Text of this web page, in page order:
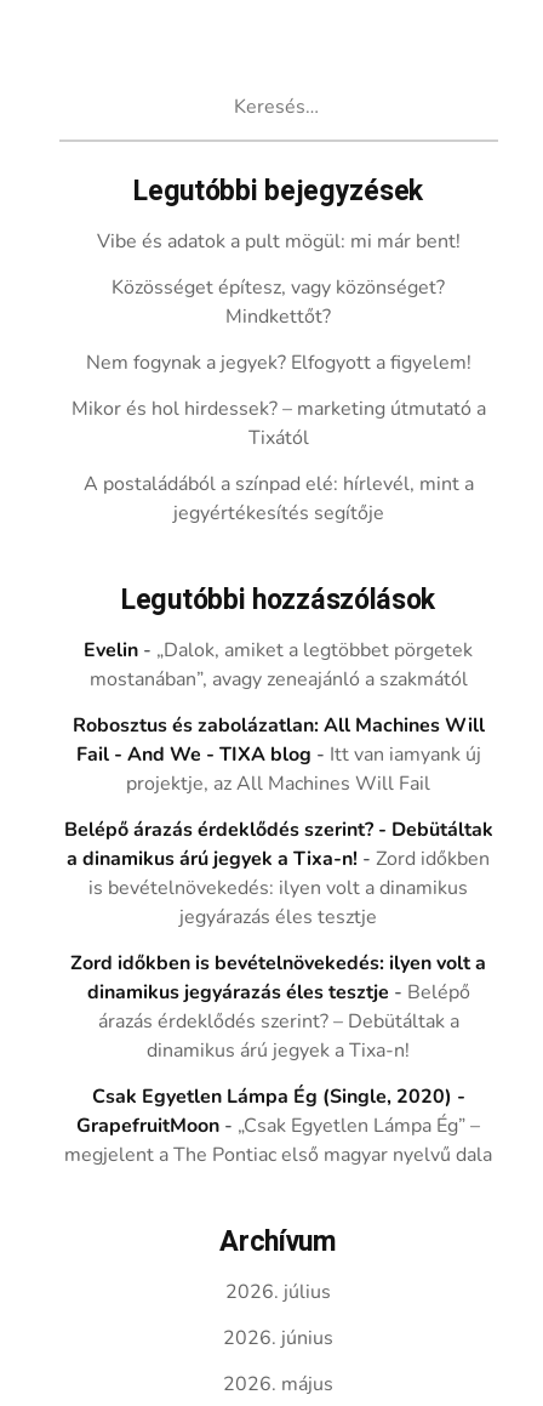
Legutóbbi bejegyzések
Vibe és adatok a pult mögül: mi már bent!
Közösséget építesz, vagy közönséget?
Mindkettőt?
Nem fogynak a jegyek? Elfogyott a figyelem!
Mikor és hol hirdessek? – marketing útmutató a
Tixától
A postaládából a színpad elé: hírlevél, mint a
jegyértékesítés segítője
Legutóbbi hozzászólások
Evelin - „Dalok, amiket a legtöbbet pörgetek
mostanában”, avagy zeneajánló a szakmától
Robosztus és zabolázatlan: All Machines Will
Fail - And We - TIXA blog - Itt van iamyank új
projektje, az All Machines Will Fail
Belépő árazás érdeklődés szerint? - Debütáltak
a dinamikus árú jegyek a Tixa-n! -Zord időkben
is bevételnövekedés: ilyen volt a dinamikus
jegyárazás éles tesztje
Zord időkben is bevételnövekedés: ilyen volt a
dinamikus jegyárazás éles tesztje - Belépő
árazás érdeklődés szerint? – Debütáltak a
dinamikus árú jegyek a Tixa-n!
Csak Egyetlen Lámpa Ég (Single, 2020) -
GrapefruitMoon - „Csak Egyetlen Lámpa Ég” –
megjelent a The Pontiac első magyar nyelvű dala
Archívum
2026. július
2026. június
2026. május